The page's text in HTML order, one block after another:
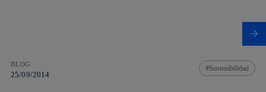
BLOG
25/09/2014
Sostenibilidad